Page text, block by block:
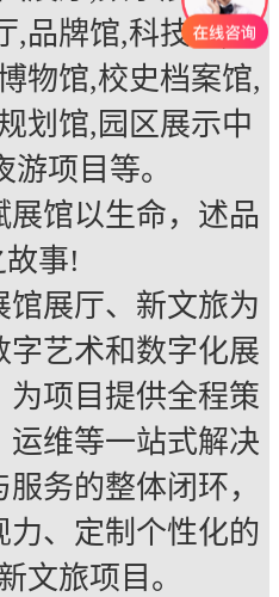
,品牌馆,科技馆,规
物馆,校史档案馆,
划馆,园区展示中
项目等。
馆以生命，述品
事!
展厅、新文旅为
字艺术和数字化展
为项目提供全程策
运维等一站式解决
务的整体闭环，
力、定制个性化的
文旅项目。